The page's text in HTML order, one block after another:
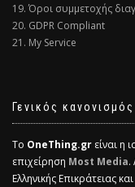
19. Όροι συμμετοχής
20. GDPR Compliant
21. My Service
Γενικός κανονισμός
Το OneThing.gr είναι η
επιχείρηση Most Media.
Ελληνικής Επικράτειας